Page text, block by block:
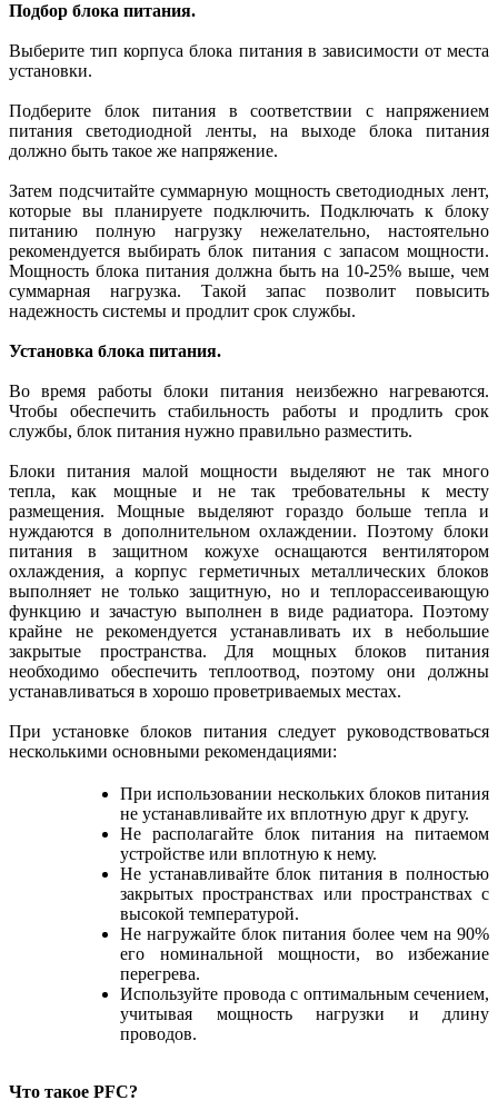
Подбор блока питания.
Выберите тип корпуса блока питания в зависимости от места
установки.
Подберите блок питания в соответствии с напряжением
питания светодиодной ленты, на выходе блока питания
должно быть такое же напряжение.
Затем подсчитайте суммарную мощность светодиодных лент,
которые вы планируете подключить. Подключать к блоку
питанию полную нагрузку нежелательно, настоятельно
рекомендуется выбирать блок питания с запасом мощности.
Мощность блока питания должна быть на 10-25% выше, чем
суммарная нагрузка. Такой запас позволит повысить
надежность системы и продлит срок службы.
Установка блока питания.
Во время работы блоки питания неизбежно нагреваются.
Чтобы обеспечить стабильность работы и продлить срок
службы, блок питания нужно правильно разместить.
Блоки питания малой мощности выделяют не так много
тепла, как мощные и не так требовательны к месту
размещения. Мощные выделяют гораздо больше тепла и
нуждаются в дополнительном охлаждении. Поэтому блоки
питания в защитном кожухе оснащаются вентилятором
охлаждения, а корпус герметичных металлических блоков
выполняет не только защитную, но и теплорассеивающую
функцию и зачастую выполнен в виде радиатора. Поэтому
крайне не рекомендуется устанавливать их в небольшие
закрытые пространства. Для мощных блоков питания
необходимо обеспечить теплоотвод, поэтому они должны
устанавливаться в хорошо проветриваемых местах.
При установке блоков питания следует руководствоваться
несколькими основными рекомендациями:
При использовании нескольких блоков питания
не устанавливайте их вплотную друг к другу.
Не располагайте блок питания на питаемом
устройстве или вплотную к нему.
Не устанавливайте блок питания в полностью
закрытых пространствах или пространствах с
высокой температурой.
Не нагружайте блок питания более чем на 90%
его номинальной мощности, во избежание
перегрева.
Используйте провода с оптимальным сечением,
учитывая мощность нагрузки и длину
проводов.
Что такое PFC?